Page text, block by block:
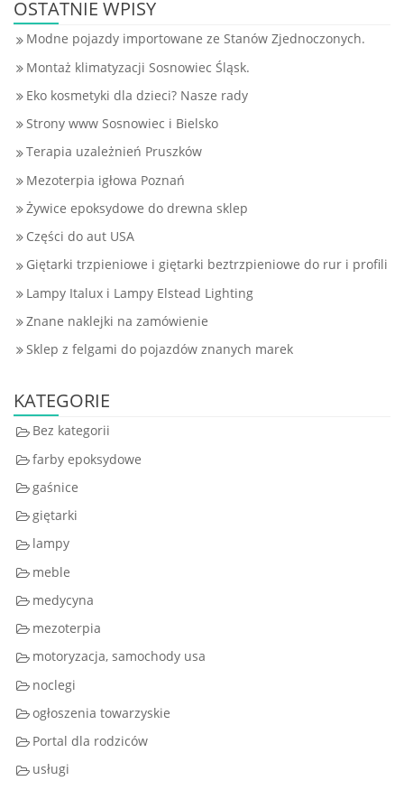
OSTATNIE WPISY
Modne pojazdy importowane ze Stanów Zjednoczonych.
Montaż klimatyzacji Sosnowiec Śląsk.
Eko kosmetyki dla dzieci? Nasze rady
Strony www Sosnowiec i Bielsko
Terapia uzależnień Pruszków
Mezoterpia igłowa Poznań
Żywice epoksydowe do drewna sklep
Części do aut USA
Giętarki trzpieniowe i giętarki beztrzpieniowe do rur i profili
Lampy Italux i Lampy Elstead Lighting
Znane naklejki na zamówienie
Sklep z felgami do pojazdów znanych marek
KATEGORIE
Bez kategorii
farby epoksydowe
gaśnice
giętarki
lampy
meble
medycyna
mezoterpia
motoryzacja, samochody usa
noclegi
ogłoszenia towarzyskie
Portal dla rodziców
usługi